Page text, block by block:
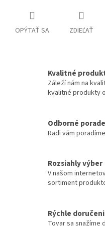
OPÝTAŤ SA ZDIEĽAŤ
Kvalitné
Záleží nám na
kvalitné produkty
Odborné
Radi vám poradíme
Rozsiahly výber
V našom
sortiment
Rýchle
Tovar sa snažíme